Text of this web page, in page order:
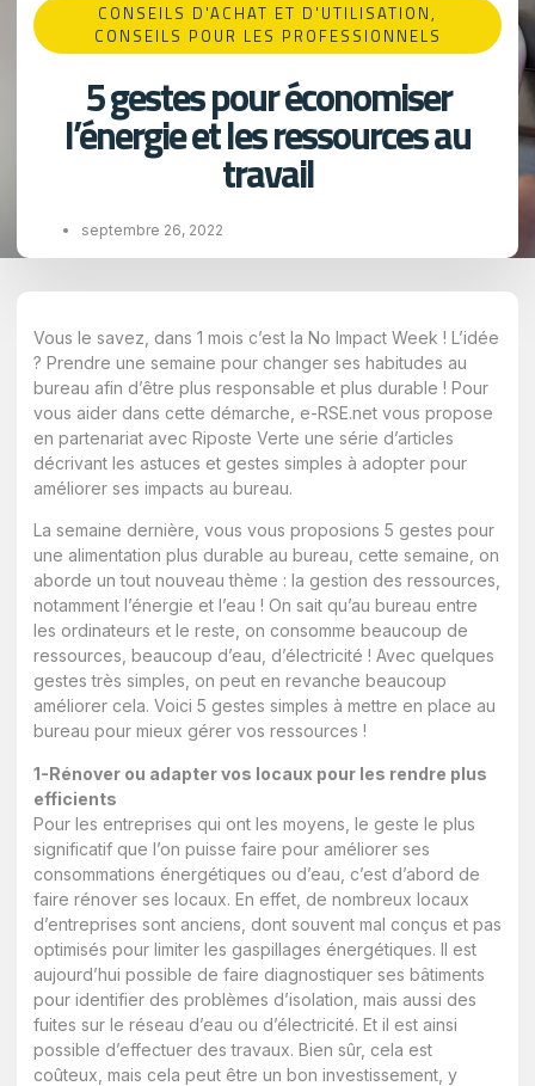
CONSEILS D'ACHAT ET D'UTILISATION​,
CONSEILS POUR LES PROFESSIONNELS
5 gestes pour économiser
l’énergie et les ressources au
travail
septembre 26, 2022
Vous le savez, dans 1 mois c’est la No Impact Week ! L’idée
? Prendre une semaine pour changer ses habitudes au
bureau afin d’être plus responsable et plus durable ! Pour
vous aider dans cette démarche, e-RSE.net vous propose
en partenariat avec Riposte Verte une série d’articles
décrivant les astuces et gestes simples à adopter pour
améliorer ses impacts au bureau.
La semaine dernière, vous vous proposions 5 gestes pour
une alimentation plus durable au bureau, cette semaine, on
aborde un tout nouveau thème : la gestion des ressources,
notamment l’énergie et l’eau ! On sait qu’au bureau entre
les ordinateurs et le reste, on consomme beaucoup de
ressources, beaucoup d’eau, d’électricité ! Avec quelques
gestes très simples, on peut en revanche beaucoup
améliorer cela. Voici 5 gestes simples à mettre en place au
bureau pour mieux gérer vos ressources !
1-Rénover ou adapter vos locaux pour les rendre plus
efficients
Pour les entreprises qui ont les moyens, le geste le plus
significatif que l’on puisse faire pour améliorer ses
consommations énergétiques ou d’eau, c’est d’abord de
faire rénover ses locaux. En effet, de nombreux locaux
d’entreprises sont anciens, dont souvent mal conçus et pas
optimisés pour limiter les gaspillages énergétiques. Il est
aujourd’hui possible de faire diagnostiquer ses bâtiments
pour identifier des problèmes d’isolation, mais aussi des
fuites sur le réseau d’eau ou d’électricité. Et il est ainsi
possible d’effectuer des travaux. Bien sûr, cela est
coûteux, mais cela peut être un bon investissement, y